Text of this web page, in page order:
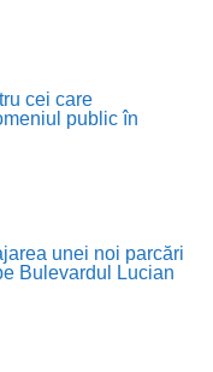
cei care
public în
unei noi parcări
Bulevardul Lucian